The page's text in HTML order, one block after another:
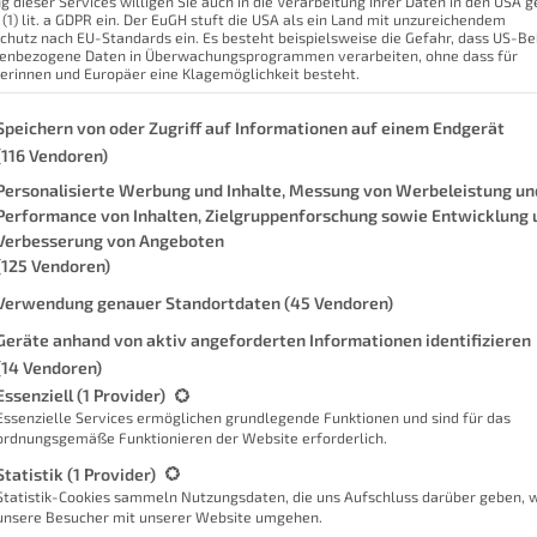
Woche. Logisch. Doch anders als
manchmal in der Welt unterwegs.
an denen ich dann nichtmeine volle
ich verschiedene Geräte, die doch
doch nun, wenn ich das mit
Lösung?
ioBrokerabzubilden. Eine Regel, die
vorhanden ist. Und dann sollen
braucht es dafür nicht zwangsläufig
Szenarien anbietet. Und evcc ist
Wochen etwas genauer
folgen kann.
Was
lit. a GDPR ein. Der EuGH stuft die USA als ein Land mit unzureichendem
nach EU-Standards ein. Es besteht beispielsweise die Gefahr, dass US-
Daten in Überwachungsprogrammen verarbeiten, ohne dass für
und Europäer eine Klagemöglichkeit besteht.
finden Sie eine Liste der Zwecke des IAB Transparency and
von oder Zugriff auf Informationen auf einem Endgerät
Vendoren)
Werbung und Inhalte, Messung von Werbeleistung
von Inhalten, Zielgruppenforschung sowie Entwicklung
von Angeboten
Vendoren)
genauer Standortdaten(45 Vendoren)
anhand von aktiv angeforderten Informationen identifizieren
Vendoren)
eine Liste der Service-Gruppen, für die eine Einwilligung erteilt
(1 Provider)
Services ermöglichen grundlegende Funktionen und sind für das
Funktionieren der Website erforderlich.
(1 Provider)
Cookies sammeln Nutzungsdaten, die uns Aufschluss darüber geben,
Besucher mit unserer Website umgehen.